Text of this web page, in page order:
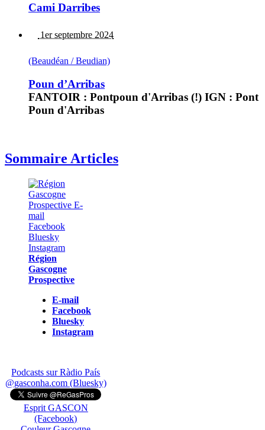
Cami Darribes
1er septembre 2024
(Beaudéan / Beudian)
Poun d’Arribas
FANTOIR : Pontpoun d'Arribas (!) IGN : Pont
Poun d'Arribas
Sommaire Articles
Région
Gascogne
Prospective
E-mail
Facebook
Bluesky
Instagram
Podcasts sur Ràdio País
@gasconha.com (Bluesky)
Esprit GASCON
(Facebook)